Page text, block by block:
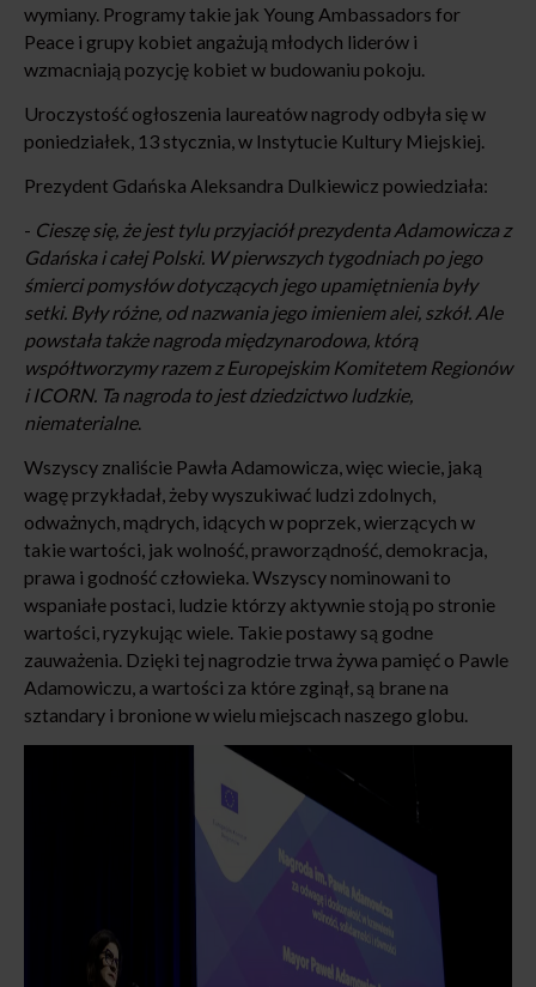
wymiany. Programy takie jak Young Ambassadors for
Peace i grupy kobiet angażują młodych liderów i
wzmacniają pozycję kobiet w budowaniu pokoju.
Uroczystość ogłoszenia laureatów nagrody odbyła się w
poniedziałek, 13 stycznia, w Instytucie Kultury Miejskiej.
Prezydent Gdańska Aleksandra Dulkiewicz powiedziała:
- Cieszę się, że jest tylu przyjaciół prezydenta Adamowicza z
Gdańska i całej Polski. W pierwszych tygodniach po jego
śmierci pomysłów dotyczących jego upamiętnienia były
setki. Były różne, od nazwania jego imieniem alei, szkół. Ale
powstała także nagroda międzynarodowa, którą
współtworzymy razem z Europejskim Komitetem Regionów
i ICORN. Ta nagroda to jest dziedzictwo ludzkie,
niematerialne.
Wszyscy znaliście Pawła Adamowicza, więc wiecie, jaką
wagę przykładał, żeby wyszukiwać ludzi zdolnych,
odważnych, mądrych, idących w poprzek, wierzących w
takie wartości, jak wolność, praworządność, demokracja,
prawa i godność człowieka. Wszyscy nominowani to
wspaniałe postaci, ludzie którzy aktywnie stoją po stronie
wartości, ryzykując wiele. Takie postawy są godne
zauważenia. Dzięki tej nagrodzie trwa żywa pamięć o Pawle
Adamowiczu, a wartości za które zginął, są brane na
sztandary i bronione w wielu miejscach naszego globu.